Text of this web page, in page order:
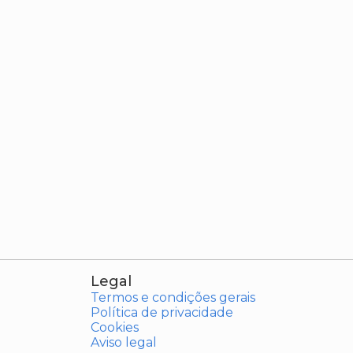
Legal
Termos e condições gerais
Política de privacidade
Cookies
Aviso legal